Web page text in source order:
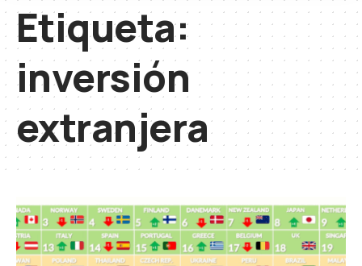
Etiqueta:
inversión
extranjera